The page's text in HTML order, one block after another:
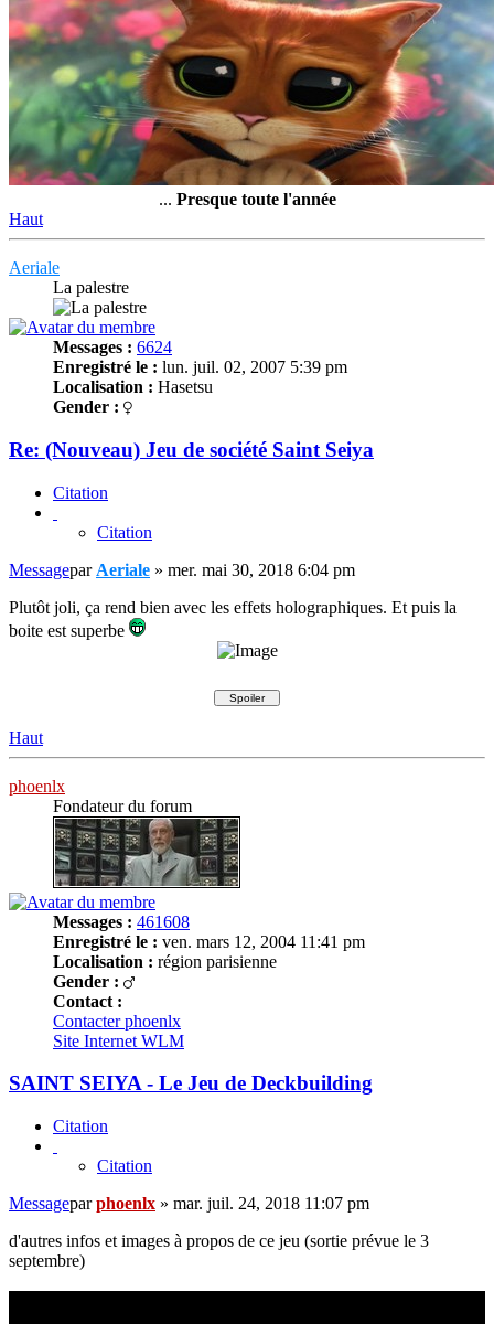
... Presque toute l'année
Haut
Aeriale
La palestre
Messages : 6624
Enregistré le : lun. juil. 02, 2007 5:39 pm
Localisation : Hasetsu
Gender :
Re: (Nouveau) Jeu de société Saint Seiya
Citation
Citation
Messagepar Aeriale » mer. mai 30, 2018 6:04 pm
Plutôt joli, ça rend bien avec les effets holographiques. Et puis la
boite est superbe
Haut
phoenlx
Fondateur du forum
Messages : 461608
Enregistré le : ven. mars 12, 2004 11:41 pm
Localisation : région parisienne
Gender :
Contact :
Contacter phoenlx
Site Internet WLM
SAINT SEIYA - Le Jeu de Deckbuilding
Citation
Citation
Messageparphoenlx » mar. juil. 24, 2018 11:07 pm
d'autres infos et images à propos de ce jeu (sortie prévue le 3
septembre)